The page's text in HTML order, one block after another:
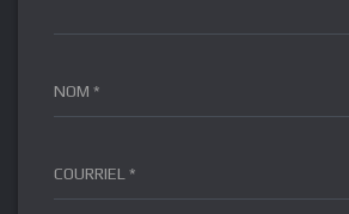
NOM *
COURRIEL *